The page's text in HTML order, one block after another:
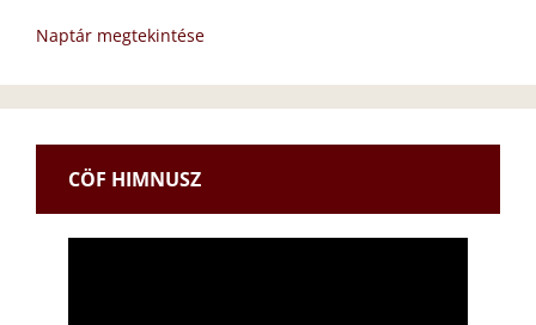
Naptár megtekintése
CÖF HIMNUSZ